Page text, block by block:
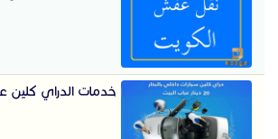
خدمات الدراي كلين